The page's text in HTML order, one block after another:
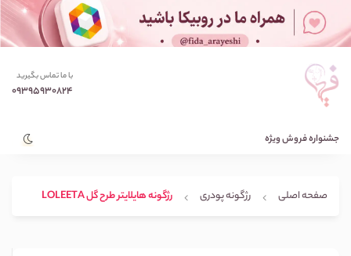
با ما تماس بگیرید
09395930824
جشنواره فروش ویژه
صفحه اصلی رژگونه پودری رژگونه هایلایتر طرح گل LOLEETA